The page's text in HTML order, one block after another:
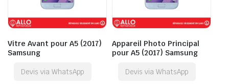
Vitre Avant pour A5 (2017)
Samsung
Devis via WhatsApp
Appareil Photo Principal
pour A5 (2017) Samsung
Devis via WhatsApp